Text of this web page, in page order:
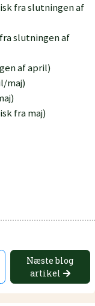
fra slutningen af
slutningen af
af april)
maj)
fra maj)
Næste blog
artikel